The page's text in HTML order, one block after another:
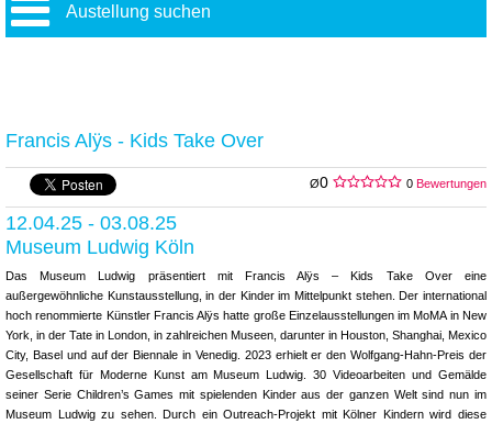
Austellung suchen
Francis Alÿs - Kids Take Over
Ø0 0 Bewertungen
12.04.25 - 03.08.25
Museum Ludwig Köln
Das Museum Ludwig präsentiert mit Francis Alÿs – Kids Take Over eine
außergewöhnliche Kunstausstellung, in der Kinder im Mittelpunkt stehen. Der international
hoch renommierte Künstler Francis Alÿs hatte große Einzelausstellungen im MoMA in New
York, in der Tate in London, in zahlreichen Museen, darunter in Houston, Shanghai, Mexico
City, Basel und auf der Biennale in Venedig. 2023 erhielt er den Wolfgang-Hahn-Preis der
Gesellschaft für Moderne Kunst am Museum Ludwig. 30 Videoarbeiten und Gemälde
seiner Serie Children’s Games mit spielenden Kinder aus der ganzen Welt sind nun im
Museum Ludwig zu sehen. Durch ein Outreach-Projekt mit Kölner Kindern wird diese